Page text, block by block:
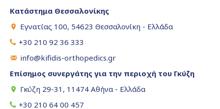
Κατάστημα Θεσσαλονίκης
Εγνατίας 100, 54623 Θεσσαλονίκη - Ελλάδα
+30 210 92 36 333
info@kifidis-orthopedics.gr
Επίσημος συνεργάτης για την περιοχή του Γκύζη
Γκύζη 29-31, 11474 Αθήνα - Ελλάδα
+30 210 64 00 457